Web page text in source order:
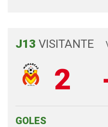
J13 VISITANTE
2
GOLES